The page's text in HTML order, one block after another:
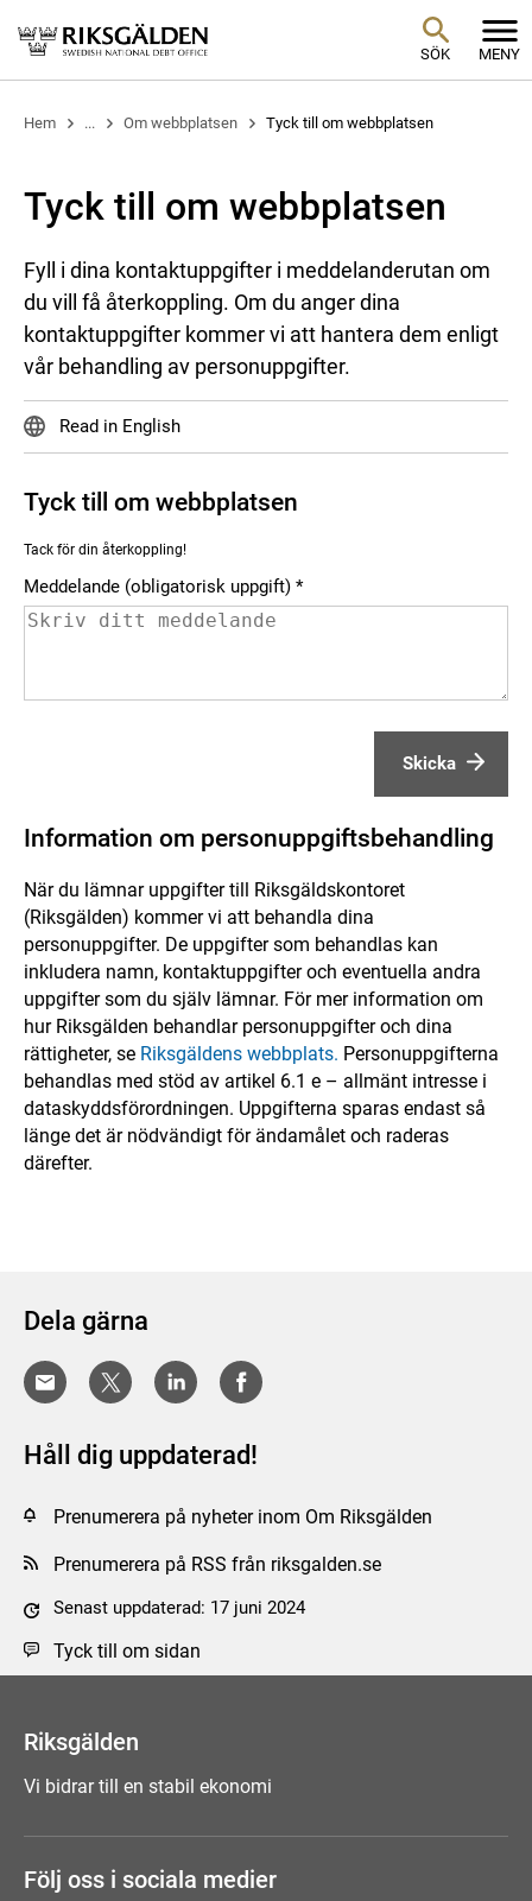
SÖK MENY
Hem ... Om webbplatsen Tyck till om webbplatsen
Tyck till om webbplatsen
Fyll i dina kontaktuppgifter i meddelanderutan om
du vill få återkoppling. Om du anger dina
kontaktuppgifter kommer vi att hantera dem enligt
vår behandling av personuppgifter.
Read in English
Tyck till om webbplatsen
Tack för din återkoppling!
Meddelande (obligatorisk uppgift)
Skicka
Information om personuppgiftsbehandling
När du lämnar uppgifter till Riksgäldskontoret
(Riksgälden) kommer vi att behandla dina
personuppgifter. De uppgifter som behandlas kan
inkludera namn, kontaktuppgifter och eventuella andra
uppgifter som du själv lämnar. För mer information om
hur Riksgälden behandlar personuppgifter och dina
rättigheter, se Riksgäldens webbplats. Personuppgifterna
behandlas med stöd av artikel 6.1 e – allmänt intresse i
dataskyddsförordningen. Uppgifterna sparas endast så
länge det är nödvändigt för ändamålet och raderas
därefter.
Dela gärna
Håll dig uppdaterad!
Prenumerera på nyheter inom Om Riksgälden
Prenumerera på RSS från riksgalden.se
Senast uppdaterad: 17 juni 2024
Tyck till om sidan
Riksgälden
Vi bidrar till en stabil ekonomi
Följ oss i sociala medier